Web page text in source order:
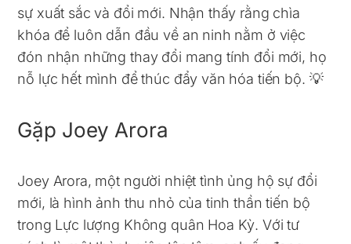
sự xuất sắc và đổi mới. Nhận thấy rằng chìa
khóa để luôn dẫn đầu về an ninh nằm ở việc
đón nhận những thay đổi mang tính đổi mới, họ
nỗ lực hết mình để thúc đẩy văn hóa tiến bộ. 💡
Gặp Joey Arora
Joey Arora, một người nhiệt tình ủng hộ sự đổi
mới, là hình ảnh thu nhỏ của tinh thần tiến bộ
trong Lực lượng Không quân Hoa Kỳ. Với tư